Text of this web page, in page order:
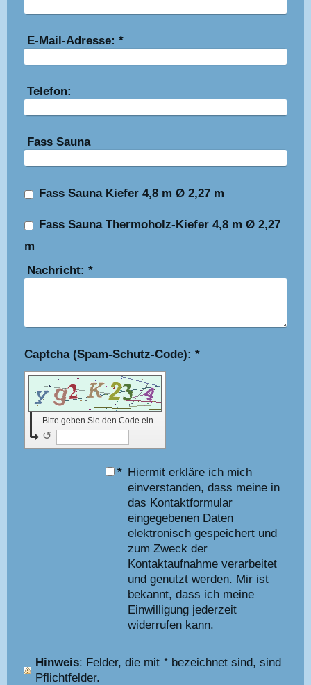
E-Mail-Adresse: *
Telefon:
Fass Sauna
Fass Sauna Kiefer 4,8 m Ø 2,27 m
Fass Sauna Thermoholz-Kiefer 4,8 m Ø 2,27
m
Nachricht: *
Captcha (Spam-Schutz-Code): *
Bitte geben Sie den Code ein
↺
* Hiermit erkläre ich mich
einverstanden, dass meine in
das Kontaktformular
eingegebenen Daten
elektronisch gespeichert und
zum Zweck der
Kontaktaufnahme verarbeitet
und genutzt werden. Mir ist
bekannt, dass ich meine
Einwilligung jederzeit
widerrufen kann.
Hinweis : Felder, die mit * bezeichnet sind, sind
Pflichtfelder.